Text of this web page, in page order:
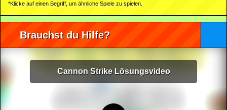
*Klicke auf einen Begriff, um ähnliche Spiele zu spielen.
Brauchst du Hilfe?
Cannon Strike Lösungsvideo